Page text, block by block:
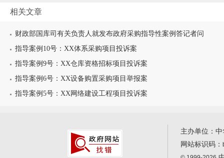
相关文章
财政部国库司有关负责人就发布政府采购指导性案例答记者问
指导案例10号：XX体系采购项目投诉案
指导案例9号：XX仓库资格招标项目投诉案
指导案例6号：XX设备购置采购项目举报案
指导案例5号：XX网络建设工程项目投诉案
主办单位：
网站标识码：